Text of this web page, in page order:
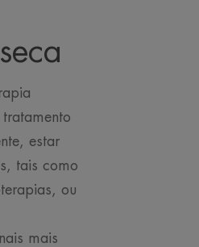
estar
tais como
ou
mais